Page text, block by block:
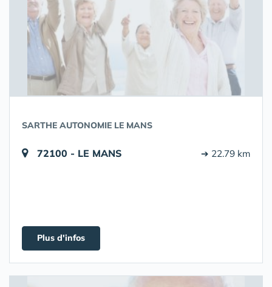
SARTHE AUTONOMIE LE MANS
72100 - LE MANS ➔ 22.79 km
Plus d'infos